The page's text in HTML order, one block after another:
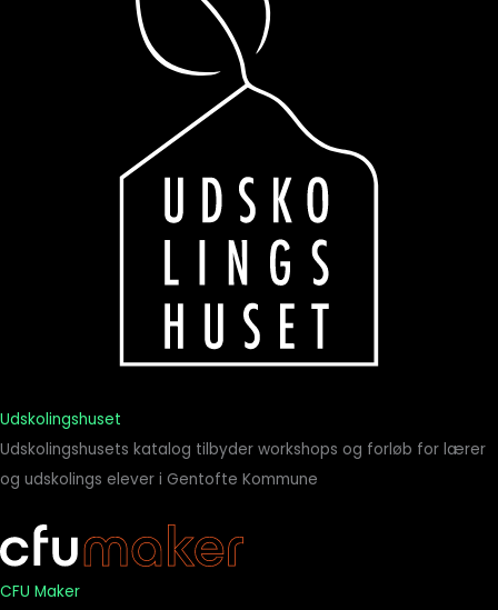
Udskolingshuset
Udskolingshusets katalog tilbyder workshops og forløb for lærer
og udskolings elever i Gentofte Kommune
CFU Maker